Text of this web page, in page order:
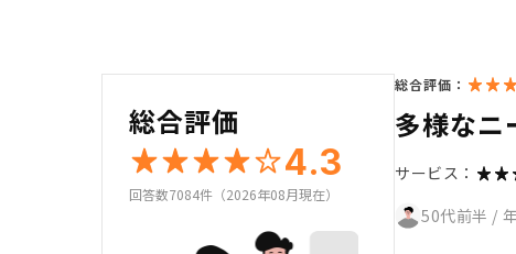
総合評価
4.3
回答数7084件（2026年08月現在）
総合評価：
多様なニ
サービス：
50代前半 /